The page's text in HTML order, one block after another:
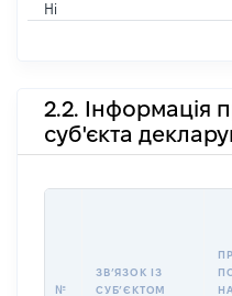
Ні
2.2. Інформація
суб'єкта
№
ЗВʼЯЗОК ІЗ
СУБʼЄКТОМ